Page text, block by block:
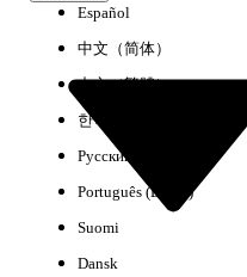
Español
中文（简体）
中文（繁體）
한국어
Русский
Português (Brasil)
Suomi
Dansk